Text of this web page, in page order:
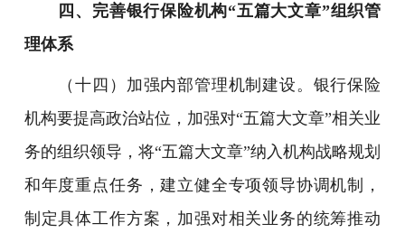
四、完善银行保险机构“五篇大文章”组织管
理体系
（十四）加强内部管理机制建设。银行保险
机构要提高政治站位，加强对“五篇大文章”相关业
务的组织领导，将“五篇大文章”纳入机构战略规划
和年度重点任务，建立健全专项领导协调机制，
制定具体工作方案，加强对相关业务的统筹推动